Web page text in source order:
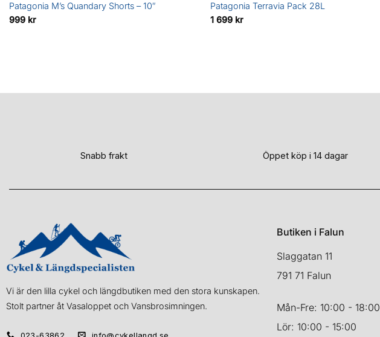
Patagonia M’s Quandary Shorts – 10″
999 kr
Patagonia Terravia Pack 28L
1 699 kr
Snabb frakt Öppet köp i 14 dagar
Vi är den lilla cykel och längdbutiken med den stora kunskapen.
Stolt partner åt Vasaloppet och Vansbrosimningen.
Butiken i Falun
Slaggatan 11
791 71 Falun
Mån-Fre: 10:00 - 18:00
Lör: 10:00 - 15:00